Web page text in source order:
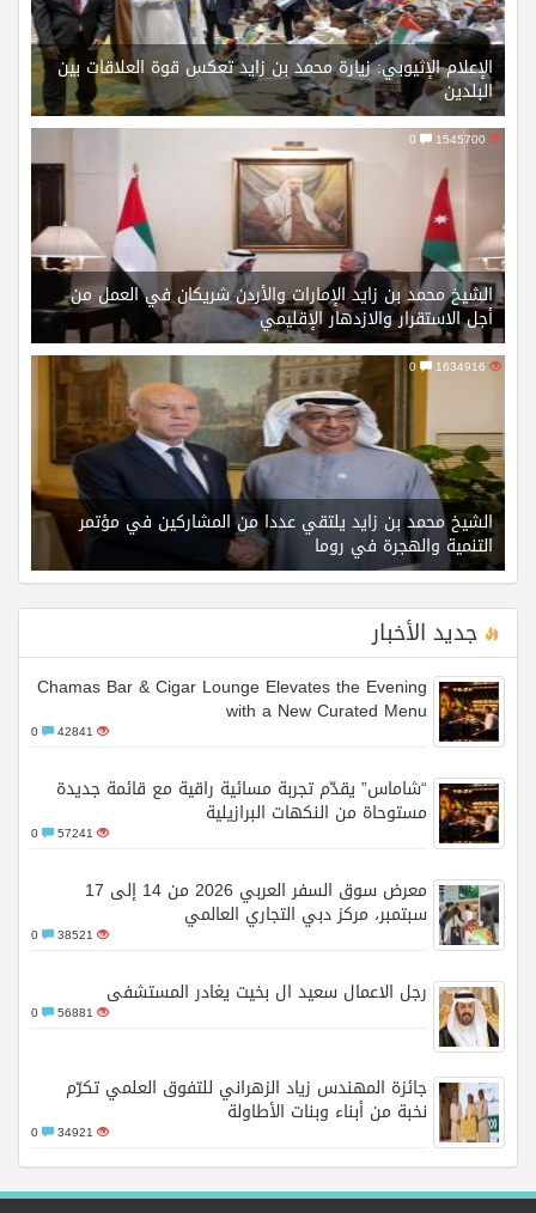
الإعلام الإثيوبي: زيارة محمد بن زايد تعكس قوة العلاقات بين
البلدين
الشيخ محمد بن زايد الإمارات والأردن شريكان في العمل من
أجل الاستقرار والازدهار الإقليمي
الشيخ محمد بن زايد يلتقي عددا من المشاركين في مؤتمر
التنمية والهجرة في روما
جديد الأخبار
Chamas Bar & Cigar Lounge Elevates the Evening
with a New Curated Menu
42841
“شاماس” يقدّم تجربة مسائية راقية مع قائمة جديدة
مستوحاة من النكهات البرازيلية
57241
معرض سوق السفر العربي 2026 من 14 إلى 17
سبتمبر، مركز دبي التجاري العالمي
38521
رجل الاعمال سعيد ال بخيت يغادر المستشفى
56881
جائزة المهندس زياد الزهراني للتفوق العلمي تكرّم
نخبة من أبناء وبنات الأطاولة
34921